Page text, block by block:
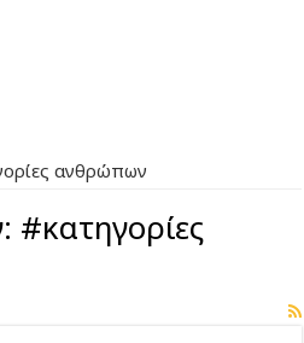
ανθρώπων
#κατηγορίες